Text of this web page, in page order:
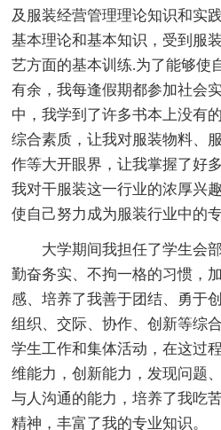
及服装经营管理理论知识和实
基本理论和基本知识，受到服
艺方面的基本训练.为了能够使
有余，我每逢假期都参加社会
中，我学到了许多书本上没有
综合素质，让我对服装物料、
作等大开眼界，让我掌握了好
我对干服装这一行业的浓厚兴
使自己努力成为服装行业中的专
大学期间我担任了学生会部
勤奋务实、不拘一格的习惯，
感、培养了我善于团结、勇于
组织、交际、协作、创新等综
学生工作和集体活动，在这过
维能力，创新能力，发现问题
与人沟通的能力，培养了我吃
精神，丰富了我的专业知识。